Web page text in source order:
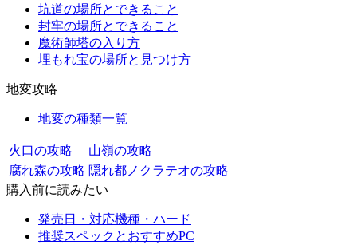
坑道の場所とできること
封牢の場所とできること
魔術師塔の入り方
埋もれ宝の場所と見つけ方
地変攻略
地変の種類一覧
火口の攻略
山嶺の攻略
腐れ森の攻略 隠れ都ノクラテオの攻略
購入前に読みたい
発売日・対応機種・ハード
推奨スペックとおすすめPC